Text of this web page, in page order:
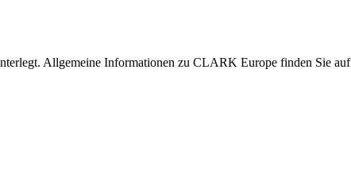
Allgemeine Informationen zu CLARK Europe finden Sie